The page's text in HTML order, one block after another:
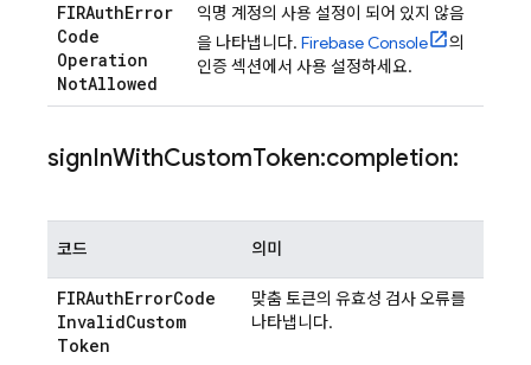
FIRAuthError
Code
Operation
NotAllowed
익명 계정의 사용 설정이 되어 있지 않음
을 나타냅니다. FirebaseConsole
의
인증 섹션에서 사용 설정하세요.
signInWithCustomToken:completion:
코드 의미
FIRAuthErrorCode
InvalidCustom
Token
맞춤 토큰의 유효성 검사 오류를
나타냅니다.